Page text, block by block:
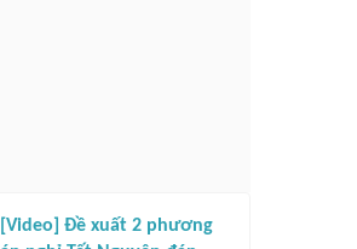
[Video] Đề xuất 2 phương